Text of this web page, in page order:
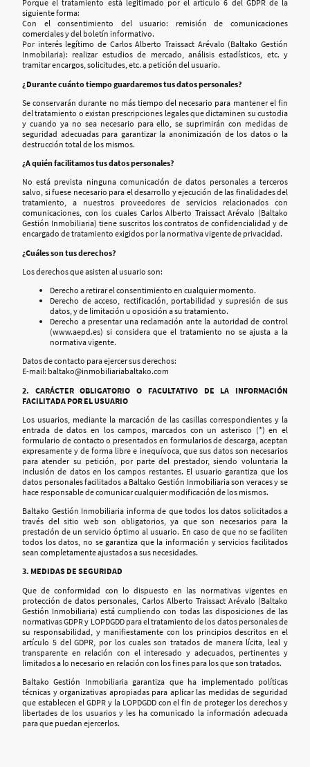
Porque el tratamiento está legitimado por el artículo 6 del GDPR de la
siguiente forma:
Con el consentimiento del usuario: remisión de comunicaciones
comerciales y del boletín informativo.
Por interés legítimo de Carlos Alberto Traissact Arévalo (Baltako Gestión
Inmobilaria): realizar estudios de mercado, análisis estadísticos, etc. y
tramitar encargos, solicitudes, etc. a petición del usuario.
¿Durante cuánto tiempo guardaremos tus datos personales?
Se conservarán durante no más tiempo del necesario para mantener el fin
del tratamiento o existan prescripciones legales que dictaminen su custodia
y cuando ya no sea necesario para ello, se suprimirán con medidas de
seguridad adecuadas para garantizar la anonimización de los datos o la
destrucción total de los mismos.
¿A quién facilitamos tus datos personales?
No está prevista ninguna comunicación de datos personales a terceros
salvo, si fuese necesario para el desarrollo y ejecución de las finalidades del
tratamiento, a nuestros proveedores de servicios relacionados con
comunicaciones, con los cuales Carlos Alberto Traissact Arévalo (Baltako
Gestión Inmobiliaria) tiene suscritos los contratos de confidencialidad y de
encargado de tratamiento exigidos por la normativa vigente de privacidad.
¿Cuáles son tus derechos?
Los derechos que asisten al usuario son:
Derecho a retirar el consentimiento en cualquier momento.
Derecho de acceso, rectificación, portabilidad y supresión de sus
datos, y de limitación u oposición a su tratamiento.
Derecho a presentar una reclamación ante la autoridad de control
(www.aepd.es) si considera que el tratamiento no se ajusta a la
normativa vigente.
Datos de contacto para ejercer sus derechos:
E-mail: baltako@inmobiliariabaltako.com
2. CARÁCTER OBLIGATORIO O FACULTATIVO DE LA INFORMACIÓN
FACILITADA POR EL USUARIO
Los usuarios, mediante la marcación de las casillas correspondientes y la
entrada de datos en los campos, marcados con un asterisco (*) en el
formulario de contacto o presentados en formularios de descarga, aceptan
expresamente y de forma libre e inequívoca, que sus datos son necesarios
para atender su petición, por parte del prestador, siendo voluntaria la
inclusión de datos en los campos restantes. El usuario garantiza que los
datos personales facilitados a Baltako Gestión Inmobiliaria son veraces y se
hace responsable de comunicar cualquier modificación de los mismos.
Baltako Gestión Inmobiliaria informa de que todos los datos solicitados a
través del sitio web son obligatorios, ya que son necesarios para la
prestación de un servicio óptimo al usuario. En caso de que no se faciliten
todos los datos, no se garantiza que la información y servicios facilitados
sean completamente ajustados a sus necesidades.
3. MEDIDAS DE SEGURIDAD
Que de conformidad con lo dispuesto en las normativas vigentes en
protección de datos personales, Carlos Alberto Traissact Arévalo (Baltako
Gestión Inmobiliaria) está cumpliendo con todas las disposiciones de las
normativas GDPR y LOPDGDD para el tratamiento de los datos personales de
su responsabilidad, y manifiestamente con los principios descritos en el
artículo 5 del GDPR, por los cuales son tratados de manera lícita, leal y
transparente en relación con el interesado y adecuados, pertinentes y
limitados a lo necesario en relación con los fines para los que son tratados.
Baltako Gestión Inmobiliaria garantiza que ha implementado políticas
técnicas y organizativas apropiadas para aplicar las medidas de seguridad
que establecen el GDPR y la LOPDGDD con el fin de proteger los derechos y
libertades de los usuarios y les ha comunicado la información adecuada
para que puedan ejercerlos.